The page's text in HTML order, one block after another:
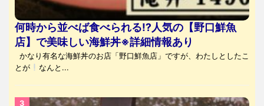
何時から並べば食べられる⁉人気の【野口鮮魚
店】で美味しい海鮮丼※詳細情報あり
かなり有名な海鮮丼のお店「野口鮮魚店」ですが、わたしとしたこ
とが
なんと...